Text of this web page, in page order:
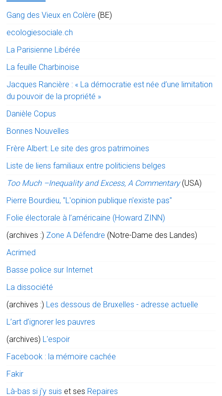
Gang des Vieux en Colère (BE)
ecologiesociale.ch
La Parisienne Libérée
La feuille Charbinoise
Jacques Rancière : « La démocratie est née d’une limitation
du pouvoir de la propriété »
Danièle Copus
Bonnes Nouvelles
Frère Albert: Le site des gros patrimoines
Liste de liens familiaux entre politiciens belges
Too Much –Inequality and Excess, A Commentary (USA)
Pierre Bourdieu, "L'opinion publique n'existe pas"
Folie électorale à l’américaine (Howard ZINN)
(archives :) Zone A Défendre (Notre-Dame des Landes)
Acrimed
Basse police sur Internet
La dissociété
(archives :) Les dessous de Bruxelles - adresse actuelle
L’art d’ignorer les pauvres
(archives) L'espoir
Facebook : la mémoire cachée
Fakir
Là-bas si j'y suis et ses Repaires